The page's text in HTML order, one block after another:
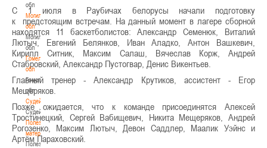
обл
Могилевская
обл
Могилевская
обл
Гомельская
обл
Гомельская
обл
Судейство
Судейство
Полезные
материалы
Полезные
С 1 июля в Раубичах белорусы начали подготовку
к предстоящим встречам. На данный момент в лагере сборной
находятся 11 баскетболистов: Александр Семенюк, Виталий
Лютыч, Евгений Белянков, Иван Аладко, Антон Вашкевич,
Кирилл Ситник, Максим Салаш, Вячеслав Корж, Андрей
Стабровский, Александр Пустогвар, Денис Викентьев.
Главный тренер - Александр Крутиков, ассистент - Егор
Мещеряков.
Позже ожидается, что к команде присоединятся Алексей
Тростинецкий, Сергей Вабищевич, Никита Мещеряков, Андрей
Рогозенко, Максим Лютыч, Девон Саддлер, Маалик Уэйнс и
Артём Параховский.